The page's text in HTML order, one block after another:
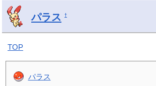
パラス †
TOP
パラス